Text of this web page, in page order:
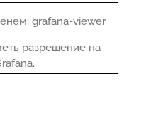
grafana-viewer
разрешение на